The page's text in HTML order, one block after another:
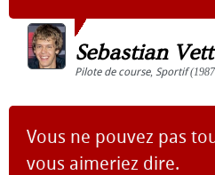
Sebastian
Pilote de course, Sportif
Vous ne pouvez pas
vous aimeriez dire.